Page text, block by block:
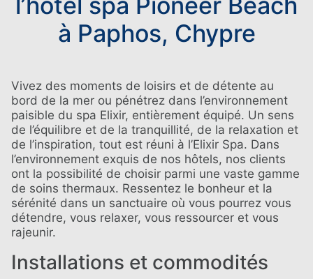
CLUB DE FIDÉLITÉ DES INVITÉS
REGISTER LOGIN
à Paphos, Chypre
Vivez des moments de loisirs et de détente au
bord de la mer ou pénétrez dans l’environnement
paisible du spa Elixir, entièrement équipé. Un sens
de l’équilibre et de la tranquillité, de la relaxation et
de l’inspiration, tout est réuni à l’Elixir Spa. Dans
l’environnement exquis de nos hôtels, nos clients
ont la possibilité de choisir parmi une vaste gamme
de soins thermaux. Ressentez le bonheur et la
sérénité dans un sanctuaire où vous pourrez vous
détendre, vous relaxer, vous ressourcer et vous
rajeunir.
Installations et commodités